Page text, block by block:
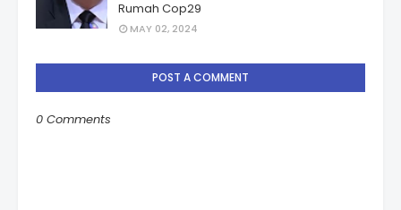
Rumah Cop29
MAY 02, 2024
POST A COMMENT
0 Comments